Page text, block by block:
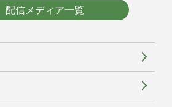
配信メディア一覧